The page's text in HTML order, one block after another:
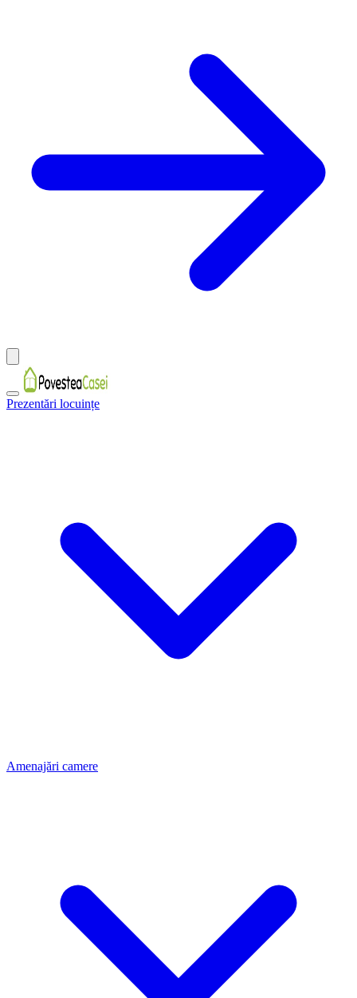
Prezentări locuințe
Amenajări camere